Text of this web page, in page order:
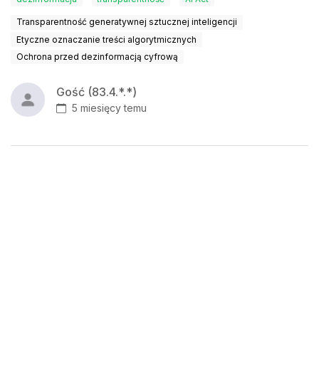
Transparentność generatywnej sztucznej inteligencji
Etyczne oznaczanie treści algorytmicznych
Ochrona przed dezinformacją cyfrową
Gość (83.4.*.*)
5 miesięcy temu